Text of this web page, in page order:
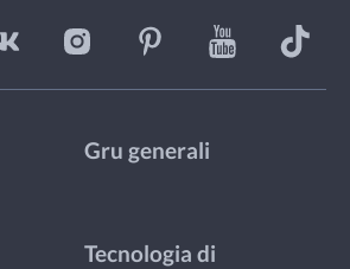
Gru generali
Tecnologia di